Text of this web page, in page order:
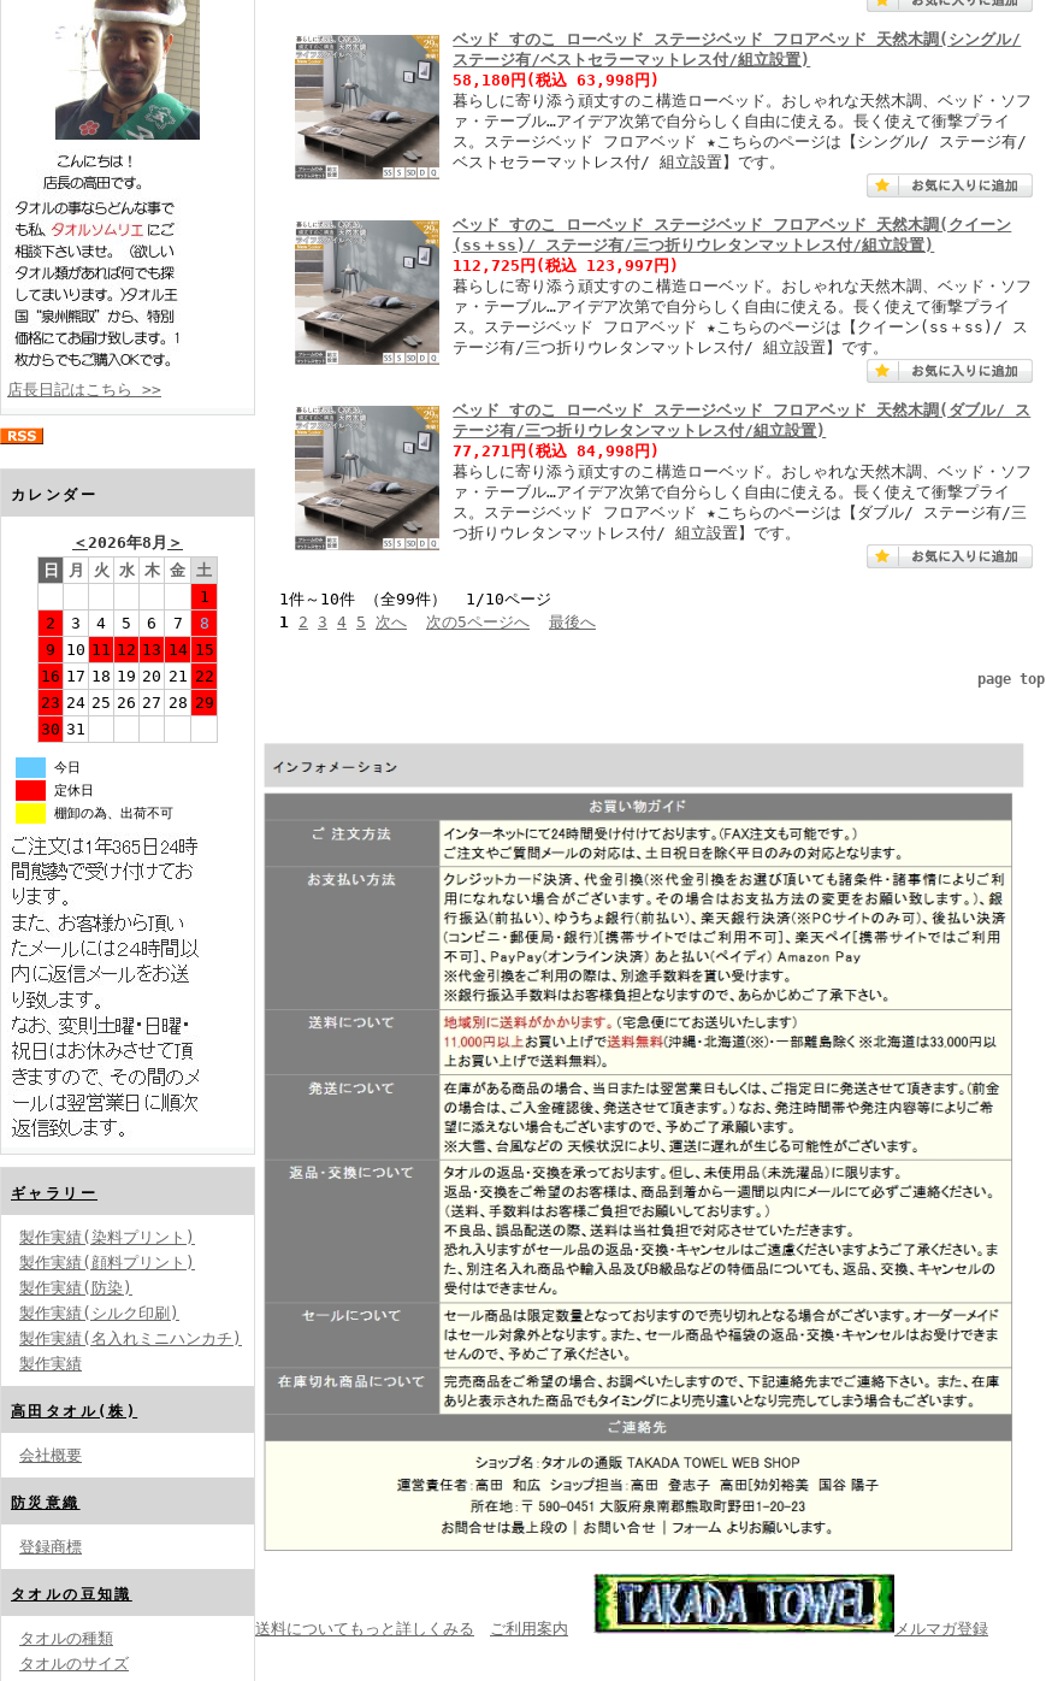
店長日記はこちら >>
カレンダー
＜2026年8月 ＞
日
月 火 水 木 金 土
1
2
3 4 5 6 7
8
9
10 11 12 13 14 15
16 17 18 19 20 21 22
23 24 25 26 27 28 29
30 31
今日
定休日
棚卸の為、出荷不可
ギャラリー
製作実績(染料プリント)
製作実績(顔料プリント)
製作実績(防染)
製作実績(シルク印刷)
製作実績(名入れミニハンカチ)
製作実績
高田タオル(株)
会社概要
防災意織
登録商標
タオルの豆知識
タオルの種類
タオルのサイズ
ベッド すのこ ローベッド ステージベッド フロアベッド 天然木調(シングル/
ステージ有/ベストセラーマットレス付/組立設置)
58,180円 (税込 63,998円)
暮らしに寄り添う頑丈すのこ構造ローベッド。おしゃれな天然木調、ベッド・ソフ
ァ・テーブル…アイデア次第で自分らしく自由に使える。長く使えて衝撃プライ
ス。ステージベッド フロアベッド ★こちらのページは【シングル/ ステージ有/
ベストセラーマットレス付/ 組立設置】です。
ベッド すのこ ローベッド ステージベッド フロアベッド 天然木調(クイーン
(ss＋ss)/ ステージ有/三つ折りウレタンマットレス付/組立設置)
112,725円 (税込 123,997円)
暮らしに寄り添う頑丈すのこ構造ローベッド。おしゃれな天然木調、ベッド・ソフ
ァ・テーブル…アイデア次第で自分らしく自由に使える。長く使えて衝撃プライ
ス。ステージベッド フロアベッド ★こちらのページは【クイーン(ss＋ss)/ ス
テージ有/三つ折りウレタンマットレス付/ 組立設置】です。
ベッド すのこ ローベッド ステージベッド フロアベッド 天然木調(ダブル/ ス
テージ有/三つ折りウレタンマットレス付/組立設置)
77,271円 (税込 84,998円)
暮らしに寄り添う頑丈すのこ構造ローベッド。おしゃれな天然木調、ベッド・ソフ
ァ・テーブル…アイデア次第で自分らしく自由に使える。長く使えて衝撃プライ
ス。ステージベッド フロアベッド ★こちらのページは【ダブル/ ステージ有/三
つ折りウレタンマットレス付/ 組立設置】です。
1件～10件 （全99件） 1/10ページ
1
2 3 4 5 次へ 次の5ページへ 最後へ
page top
送料についてもっと詳しくみる ご利用案内 メルマガ登録